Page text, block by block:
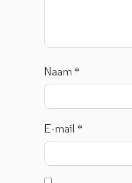
Naam*
E-mail*